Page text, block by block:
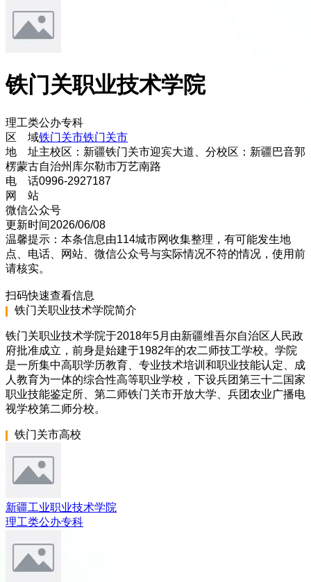
铁门关职业技术学院
理工类公办专科
区 域铁门关市铁门关市
地 址主校区：新疆铁门关市迎宾大道、分校区：新疆巴音郭
楞蒙古自治州库尔勒市万艺南路
电 话0996-2927187
网 站
微信公众号
更新时间2026/06/08
温馨提示：本条信息由114城市网收集整理，有可能发生地
点、电话、网站、微信公众号与实际情况不符的情况，使用前
请核实。
扫码快速查看信息
铁门关职业技术学院简介
铁门关职业技术学院于2018年5月由新疆维吾尔自治区人民政
府批准成立，前身是始建于1982年的农二师技工学校。学院
是一所集中高职学历教育、专业技术培训和职业技能认定、成
人教育为一体的综合性高等职业学校，下设兵团第三十二国家
职业技能鉴定所、第二师铁门关市开放大学、兵团农业广播电
视学校第二师分校。
铁门关市高校
新疆工业职业技术学院
理工类公办专科